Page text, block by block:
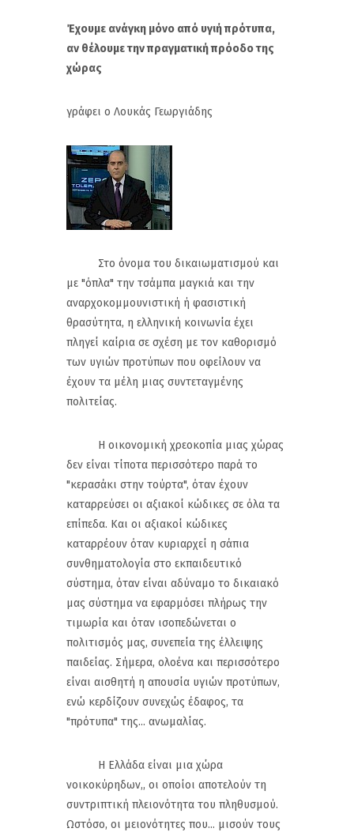
Έχουμε ανάγκη μόνο από υγιή πρότυπα,
αν θέλουμε την πραγματική πρόοδο της
χώρας
γράφει ο Λουκάς Γεωργιάδης
Στο όνομα του δικαιωματισμού και
με "όπλα" την τσάμπα μαγκιά και την
αναρχοκομμουνιστική ή φασιστική
θρασύτητα, η ελληνική κοινωνία έχει
πληγεί καίρια σε σχέση με τον καθορισμό
των υγιών προτύπων που οφείλουν να
έχουν τα μέλη μιας συντεταγμένης
πολιτείας.
Η οικονομική χρεοκοπία μιας χώρας
δεν είναι τίποτα περισσότερο παρά το
"κερασάκι στην τούρτα", όταν έχουν
καταρρεύσει οι αξιακοί κώδικες σε όλα τα
επίπεδα. Και οι αξιακοί κώδικες
καταρρέουν όταν κυριαρχεί η σάπια
συνθηματολογία στο εκπαιδευτικό
σύστημα, όταν είναι αδύναμο το δικαιακό
μας σύστημα να εφαρμόσει πλήρως την
τιμωρία και όταν ισοπεδώνεται ο
πολιτισμός μας, συνεπεία της έλλειψης
παιδείας. Σήμερα, ολοένα και περισσότερο
είναι αισθητή η απουσία υγιών προτύπων,
ενώ κερδίζουν συνεχώς έδαφος, τα
"πρότυπα" της... ανωμαλίας.
Η Ελλάδα είναι μια χώρα
νοικοκύρηδων,, οι οποίοι αποτελούν τη
συντριπτική πλειονότητα του πληθυσμού.
Ωστόσο, οι μειονότητες που... μισούν τους